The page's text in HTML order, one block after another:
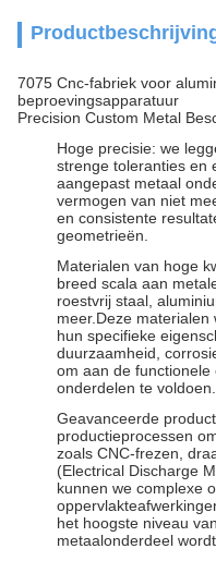
7075 Cnc-fabriek voor
beproevingsapparatuur
Precision Custom Metal
Hoge precisie: we
strenge toleranties en
aangepast metaal
vermogen van niet
en consistente
geometrieën.
Materialen van hoge
breed scala aan
roestvrij staal,
meer.Deze
hun specifieke
duurzaamheid,
om aan de
onderdelen te voldoen.
Geavanceerde
productieprocessen
zoals CNC-frezen,
(Electrical Discharge
kunnen we complexe
het hoogste niveau
metaalonderdeel